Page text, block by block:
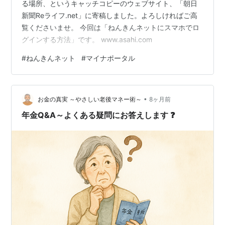
る場所、というキャッチコピーのウェブサイト、「朝日
新聞Reライフ.net」に寄稿しました。よろしければご高
覧くださいませ。 今回は「ねんきんネットにスマホでロ
グインする方法」です。 www.asahi.com
#ねんきんネット #マイナポータル
お金の真実 ～やさしい老後マネー術～ • 8ヶ月前
年金Q&A～よくある疑問にお答えします ❓